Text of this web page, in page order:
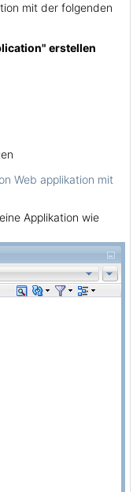
mit der folgenden
erstellen
Web applikation mit
Applikation wie